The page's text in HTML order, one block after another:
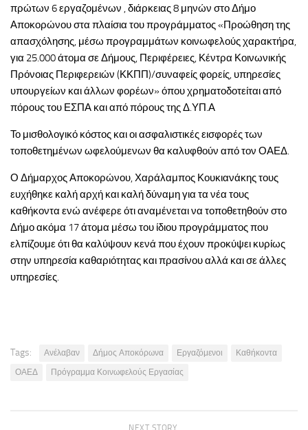
πρώτων 6 εργαζομένων , διάρκειας 8 μηνών στο Δήμο
Αποκορώνου στα πλαίσια του προγράμματος «Προώθηση της
απασχόλησης, μέσω προγραμμάτων κοινωφελούς χαρακτήρα,
για 25.000 άτομα σε Δήμους, Περιφέρειες, Κέντρα Κοινωνικής
Πρόνοιας Περιφερειών (ΚΚΠΠ)/συναφείς φορείς, υπηρεσίες
υπουργείων και άλλων φορέων» όπου χρηματοδοτείται από
πόρους του ΕΣΠΑ και από πόρους της Δ.ΥΠ.Α
Το μισθολογικό κόστος και οι ασφαλιστικές εισφορές των
τοποθετημένων ωφελούμενων θα καλυφθούν από τον ΟΑΕΔ.
Ο Δήμαρχος Αποκορώνου, Χαράλαμπος Κουκιανάκης τους
ευχήθηκε καλή αρχή και καλή δύναμη για τα νέα τους
καθήκοντα ενώ ανέφερε ότι αναμένεται να τοποθετηθούν στο
Δήμο ακόμα 17 άτομα μέσω του ίδιου προγράμματος που
ελπίζουμε ότι θα καλύψουν κενά που έχουν προκύψει κυρίως
στην υπηρεσία καθαριότητας και πρασίνου αλλά και σε άλλες
υπηρεσίες.
Tags: Ανέλαβαν Δήμος Αποκόρωνα Εργαζόμενοι
Καθήκοντα
ΟΑΕΔ
Πρόγραμμα Κοινωφελούς Εργασίας